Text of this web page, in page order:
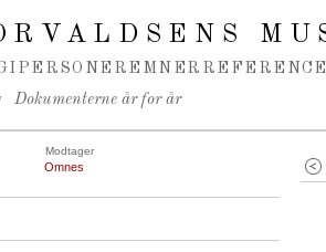
PERSONER EMNER
Dokumenterne år for år
Modtager
Omnes